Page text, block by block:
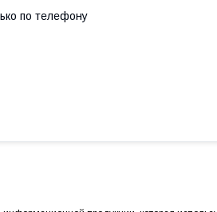
по телефону